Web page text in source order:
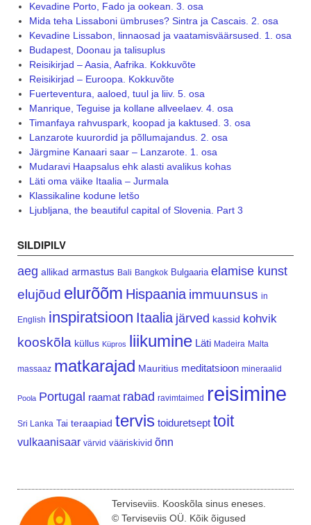
Kevadine Porto, Fado ja ookean. 3. osa
Mida teha Lissaboni ümbruses? Sintra ja Cascais. 2. osa
Kevadine Lissabon, linnaosad ja vaatamisväärsused. 1. osa
Budapest, Doonau ja talisuplus
Reisikirjad – Aasia, Aafrika. Kokkuvõte
Reisikirjad – Euroopa. Kokkuvõte
Fuerteventura, aaloed, tuul ja liiv. 5. osa
Manrique, Teguise ja kollane allveelaev. 4. osa
Timanfaya rahvuspark, koopad ja kaktused. 3. osa
Lanzarote kuurordid ja põllumajandus. 2. osa
Järgmine Kanaari saar – Lanzarote. 1. osa
Mudaravi Haapsalus ehk alasti avalikus kohas
Läti oma väike Itaalia – Jurmala
Klassikaline kodune letšo
Ljubljana, the beautiful capital of Slovenia. Part 3
SILDIPILV
aeg allikad armastus Bali Bangkok Bulgaaria elamise kunst
elujõud elurõõm Hispaania immuunsus in
English inspiratsioon Itaalia järved kassid kohvik
kooskõla küllus Küpros liikumine Läti Madeira Malta
massaaz matkarajad Mauritius meditatsioon mineraalid
Poola Portugal raamat rabad ravimtaimed reisimine
Sri Lanka Tai teraapiad tervis toiduretsept toit
vulkaanisaar värvid vääriskivid õnn
Terviseviis. Kooskõla sinus eneses.
© Terviseviis OÜ. Kõik õigused